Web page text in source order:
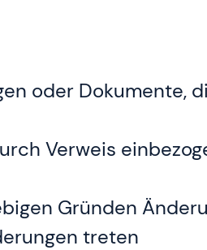
oder Dokumente,
Verweis
Gründen
treten